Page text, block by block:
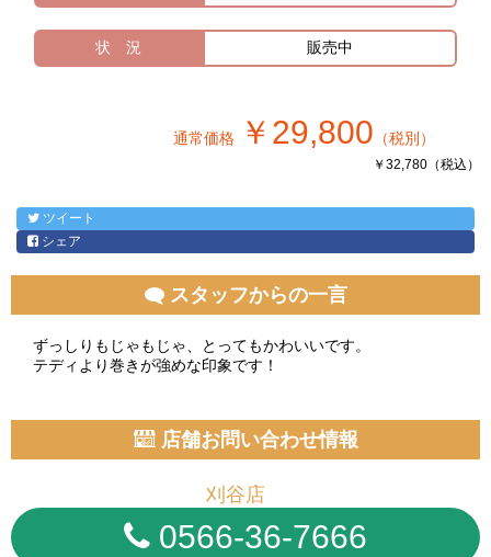
状 況 販売中
通常価格 ￥29,800 （税別）
￥32,780（税込）
ツイート
シェア
スタッフからの一言
ずっしりもじゃもじゃ、とってもかわいいです。
テディより巻きが強めな印象です！
店舗お問い合わせ情報
刈谷店
0566-36-7666